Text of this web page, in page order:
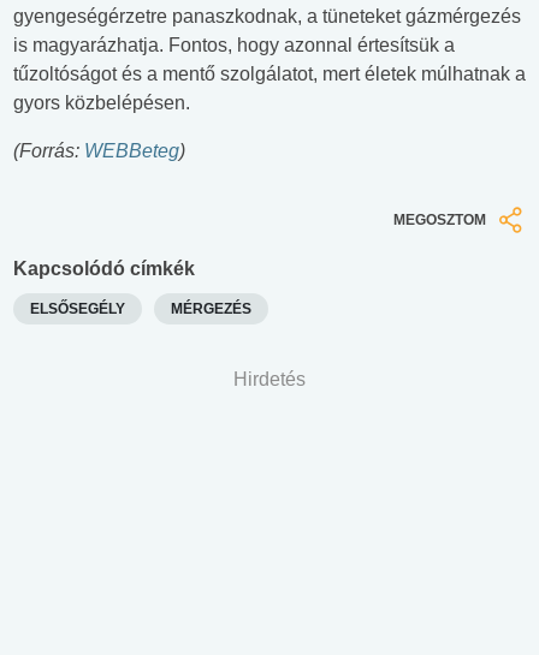
gyengeségérzetre panaszkodnak, a tüneteket gázmérgezés
is magyarázhatja. Fontos, hogy azonnal értesítsük a
tűzoltóságot és a mentő szolgálatot, mert életek múlhatnak a
gyors közbelépésen.
(Forrás: WEBBeteg)
MEGOSZTOM
Kapcsolódó címkék
ELSŐSEGÉLY MÉRGEZÉS
Hirdetés